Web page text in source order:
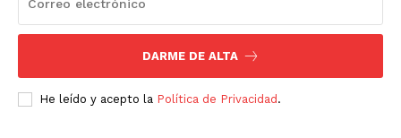
DARME DE ALTA
He leído y acepto la Política de Privacidad .